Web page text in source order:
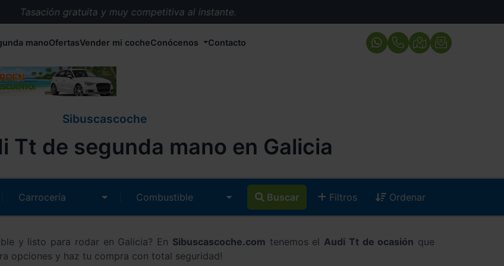
Tasación gratuita y muy competitiva al instante.
Más de 5.000 conductores satisfechos.
Buscamos el coche que tu quieras.
Nos ocupamos de todos los trámites.
Compramos tu coche. Pago inmediato.
manoOfertasVender mi cocheConócenos Contacto
Sibuscascoche
Tt de segunda mano en Galicia
Buscar Filtros Ordenar
y listo para rodar en Galicia? En Sibuscascoche.com tenemos el Audi Tt de ocasión que
opciones y haz tu compra con total seguridad!